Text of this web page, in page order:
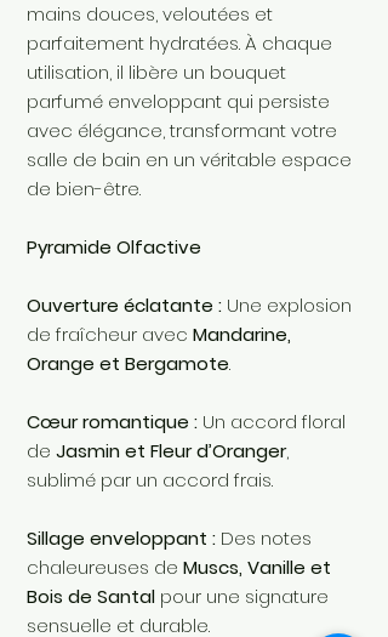
mains douces, veloutées et
parfaitement hydratées. À chaque
utilisation, il libère un bouquet
parfumé enveloppant qui persiste
avec élégance, transformant votre
salle de bain en un véritable espace
de bien-être.
Pyramide Olfactive
Ouverture éclatante : Une explosion
de fraîcheur avec Mandarine,
Orange et Bergamote.
Cœur romantique : Un accord floral
de Jasmin et Fleur d’Oranger,
sublimé par un accord frais.
Sillage enveloppant : Des notes
chaleureuses de Muscs, Vanille et
Bois de Santal pour une signature
sensuelle et durable.